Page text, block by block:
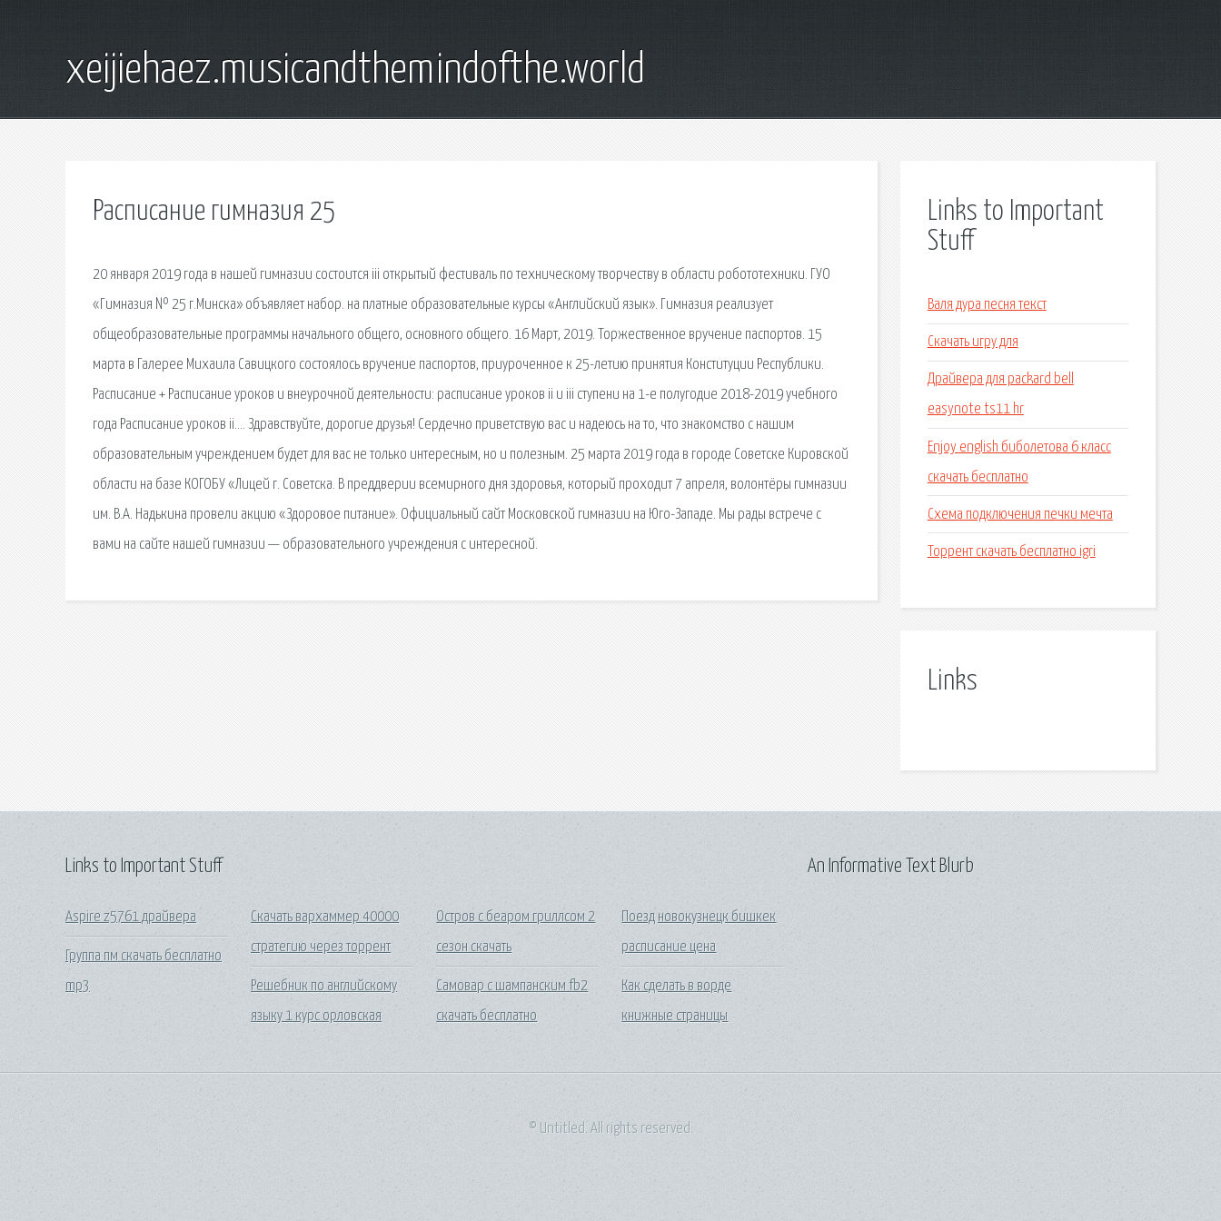
xeijiehaez.musicandthemindofthe.world
Расписание гимназия 25
20 января 2019 года в нашей гимназии состоится iii открытый фестиваль по техническому творчеству в области робототехники. ГУО
«Гимназия № 25 г.Минска» объявляет набор. на платные образовательные курсы «Английский язык». Гимназия реализует
общеобразовательные программы начального общего, основного общего. 16 Март, 2019. Торжественное вручение паспортов. 15
марта в Галерее Михаила Савицкого состоялось вручение паспортов, приуроченное к 25-летию принятия Конституции Республики.
Расписание + Расписание уроков и внеурочной деятельности: расписание уроков ii и iii ступени на 1-е полугодие 2018-2019 учебного
года Расписание уроков ii…. Здравствуйте, дорогие друзья! Сердечно приветствую вас и надеюсь на то, что знакомство с нашим
образовательным учреждением будет для вас не только интересным, но и полезным. 25 марта 2019 года в городе Советске Кировской
области на базе КОГОБУ «Лицей г. Советска. В преддверии всемирного дня здоровья, который проходит 7 апреля, волонтёры гимназии
им. В.А. Надькина провели акцию «Здоровое питание». Официальный сайт Московской гимназии на Юго-Западе. Мы рады встрече с
вами на сайте нашей гимназии — образовательного учреждения с интересной.
Links to Important
Stuff
Валя дура песня текст
Скачать игру для
Драйвера для packard bell
easynote ts11 hr
Enjoy english биболетова 6 класс
скачать бесплатно
Схема подключения печки мечта
Торрент скачать бесплатно igri
Links
Links to Important Stuff
Aspire z5761 драйвера
Группа пм скачать бесплатно
mp3
Скачать вархаммер 40000
стратегию через торрент
Решебник по английскому
языку 1 курс орловская
Остров с беаром гриллсом 2
сезон скачать
Самовар с шампанским fb2
скачать бесплатно
Поезд новокузнецк бишкек
расписание цена
Как сделать в ворде
книжные страницы
An Informative Text Blurb
© Untitled. All rights reserved.